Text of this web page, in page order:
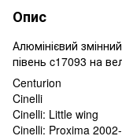
Опис
Алюмінієвий
півень c17093 на
Centurion
Cinelli
Cinelli: Little wing
Cinelli: Proxima